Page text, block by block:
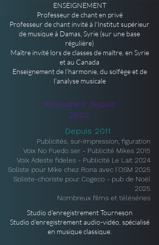
ENSEIGNEMENT
Professeur de chant en privé
Professeur de chant invité à l’Institut supérieur
de musique à Damas, Syrie (sur une base
régulière)
Maître invité lors de classes de maître, en Syrie
et au Canada
Enseignement de l’harmonie, du solfège et de
l’analyse musicale
Réalisateur depuis
2002
Depuis 2011
Publicités, sur-impression, figuration
Voix No Puedo ser - Publicité Mikes 2015
Voix Adeste fideles - Publicité Le Lait 2024
Soliste pour Mike chez Rona avec l'OSM 2025
Soliste-choriste pour Cogeco - pub de Noël
2025
Nombreux films et téléséries​
Studio d’enregistrement Tourneson
Studio d’enregistrement audio-vidéo, spécialisé
en musique classique.